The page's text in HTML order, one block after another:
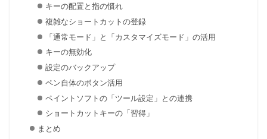
キーの配置と指の慣れ
複雑なショートカットの登録
「通常モード」と「カスタマイズモード」の活用
キーの無効化
設定のバックアップ
ペン自体のボタン活用
ペイントソフトの「ツール設定」との連携
ショートカットキーの「習得」
まとめ